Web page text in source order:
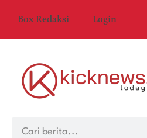
Box Redaksi Login